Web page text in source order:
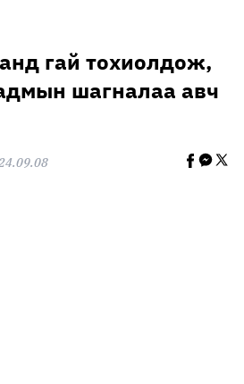
YORK TIMES
САНАЛ БАЙНА
гай тохиолдож,
шагналаа авч